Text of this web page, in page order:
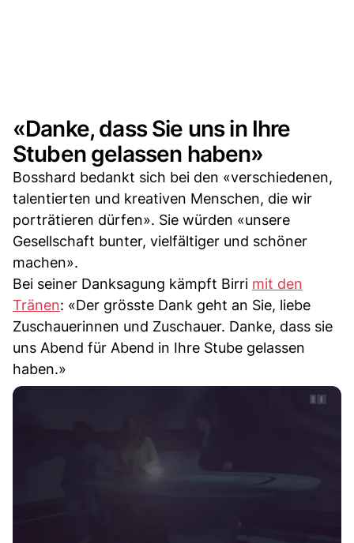
«Danke, dass Sie uns in Ihre
Stuben gelassen haben»
Bosshard bedankt sich bei den «verschiedenen,
talentierten und kreativen Menschen, die wir
porträtieren dürfen». Sie würden «unsere
Gesellschaft bunter, vielfältiger und schöner
machen».
Bei seiner Danksagung kämpft Birri mit den
Tränen: «Der grösste Dank geht an Sie, liebe
Zuschauerinnen und Zuschauer. Danke, dass sie
uns Abend für Abend in Ihre Stube gelassen
haben.»